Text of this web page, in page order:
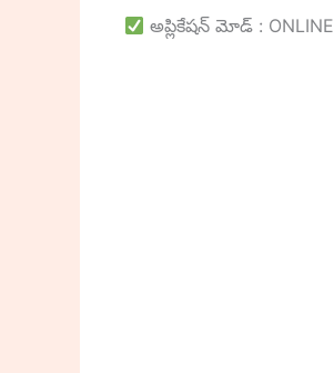
అప్లికేషన్ మోడ్ : ONLINE